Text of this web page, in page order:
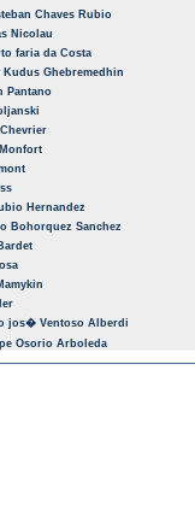
Chaves Rubio
Nicolau
faria da Costa
Kudus Ghebremedhin
Pantano
Hernandez
Bohorquez Sanchez
jos� Ventoso Alberdi
Osorio Arboleda